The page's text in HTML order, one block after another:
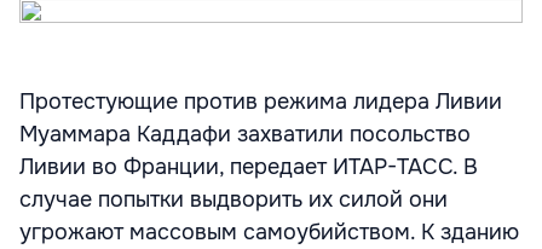
Протестующие против режима лидера Ливии
Муаммара Каддафи захватили посольство
Ливии во Франции, передает ИТАР-ТАСС. В
случае попытки выдворить их силой они
угрожают массовым самоубийством. К зданию